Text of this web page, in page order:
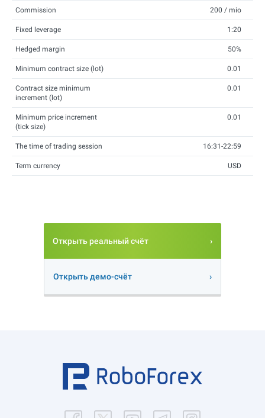
Commission 200 / mio
Fixed leverage 1:20
Hedged margin 50%
Minimum contract size (lot) 0.01
Contract size minimum
increment (lot)
0.01
Minimum price increment
(tick size)
0.01
The time of trading session 16:31-22:59
Term currency USD
Открыть реальный счёт
Открыть демо-счёт